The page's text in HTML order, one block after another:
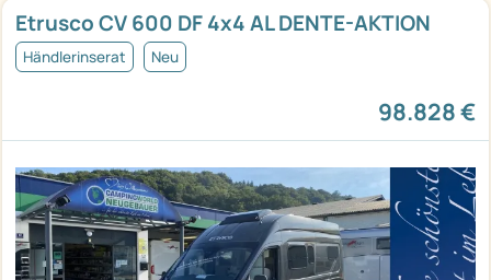
Etrusco CV 600 DF 4x4 AL DENTE-AKTION
Händlerinserat Neu
98.828 €